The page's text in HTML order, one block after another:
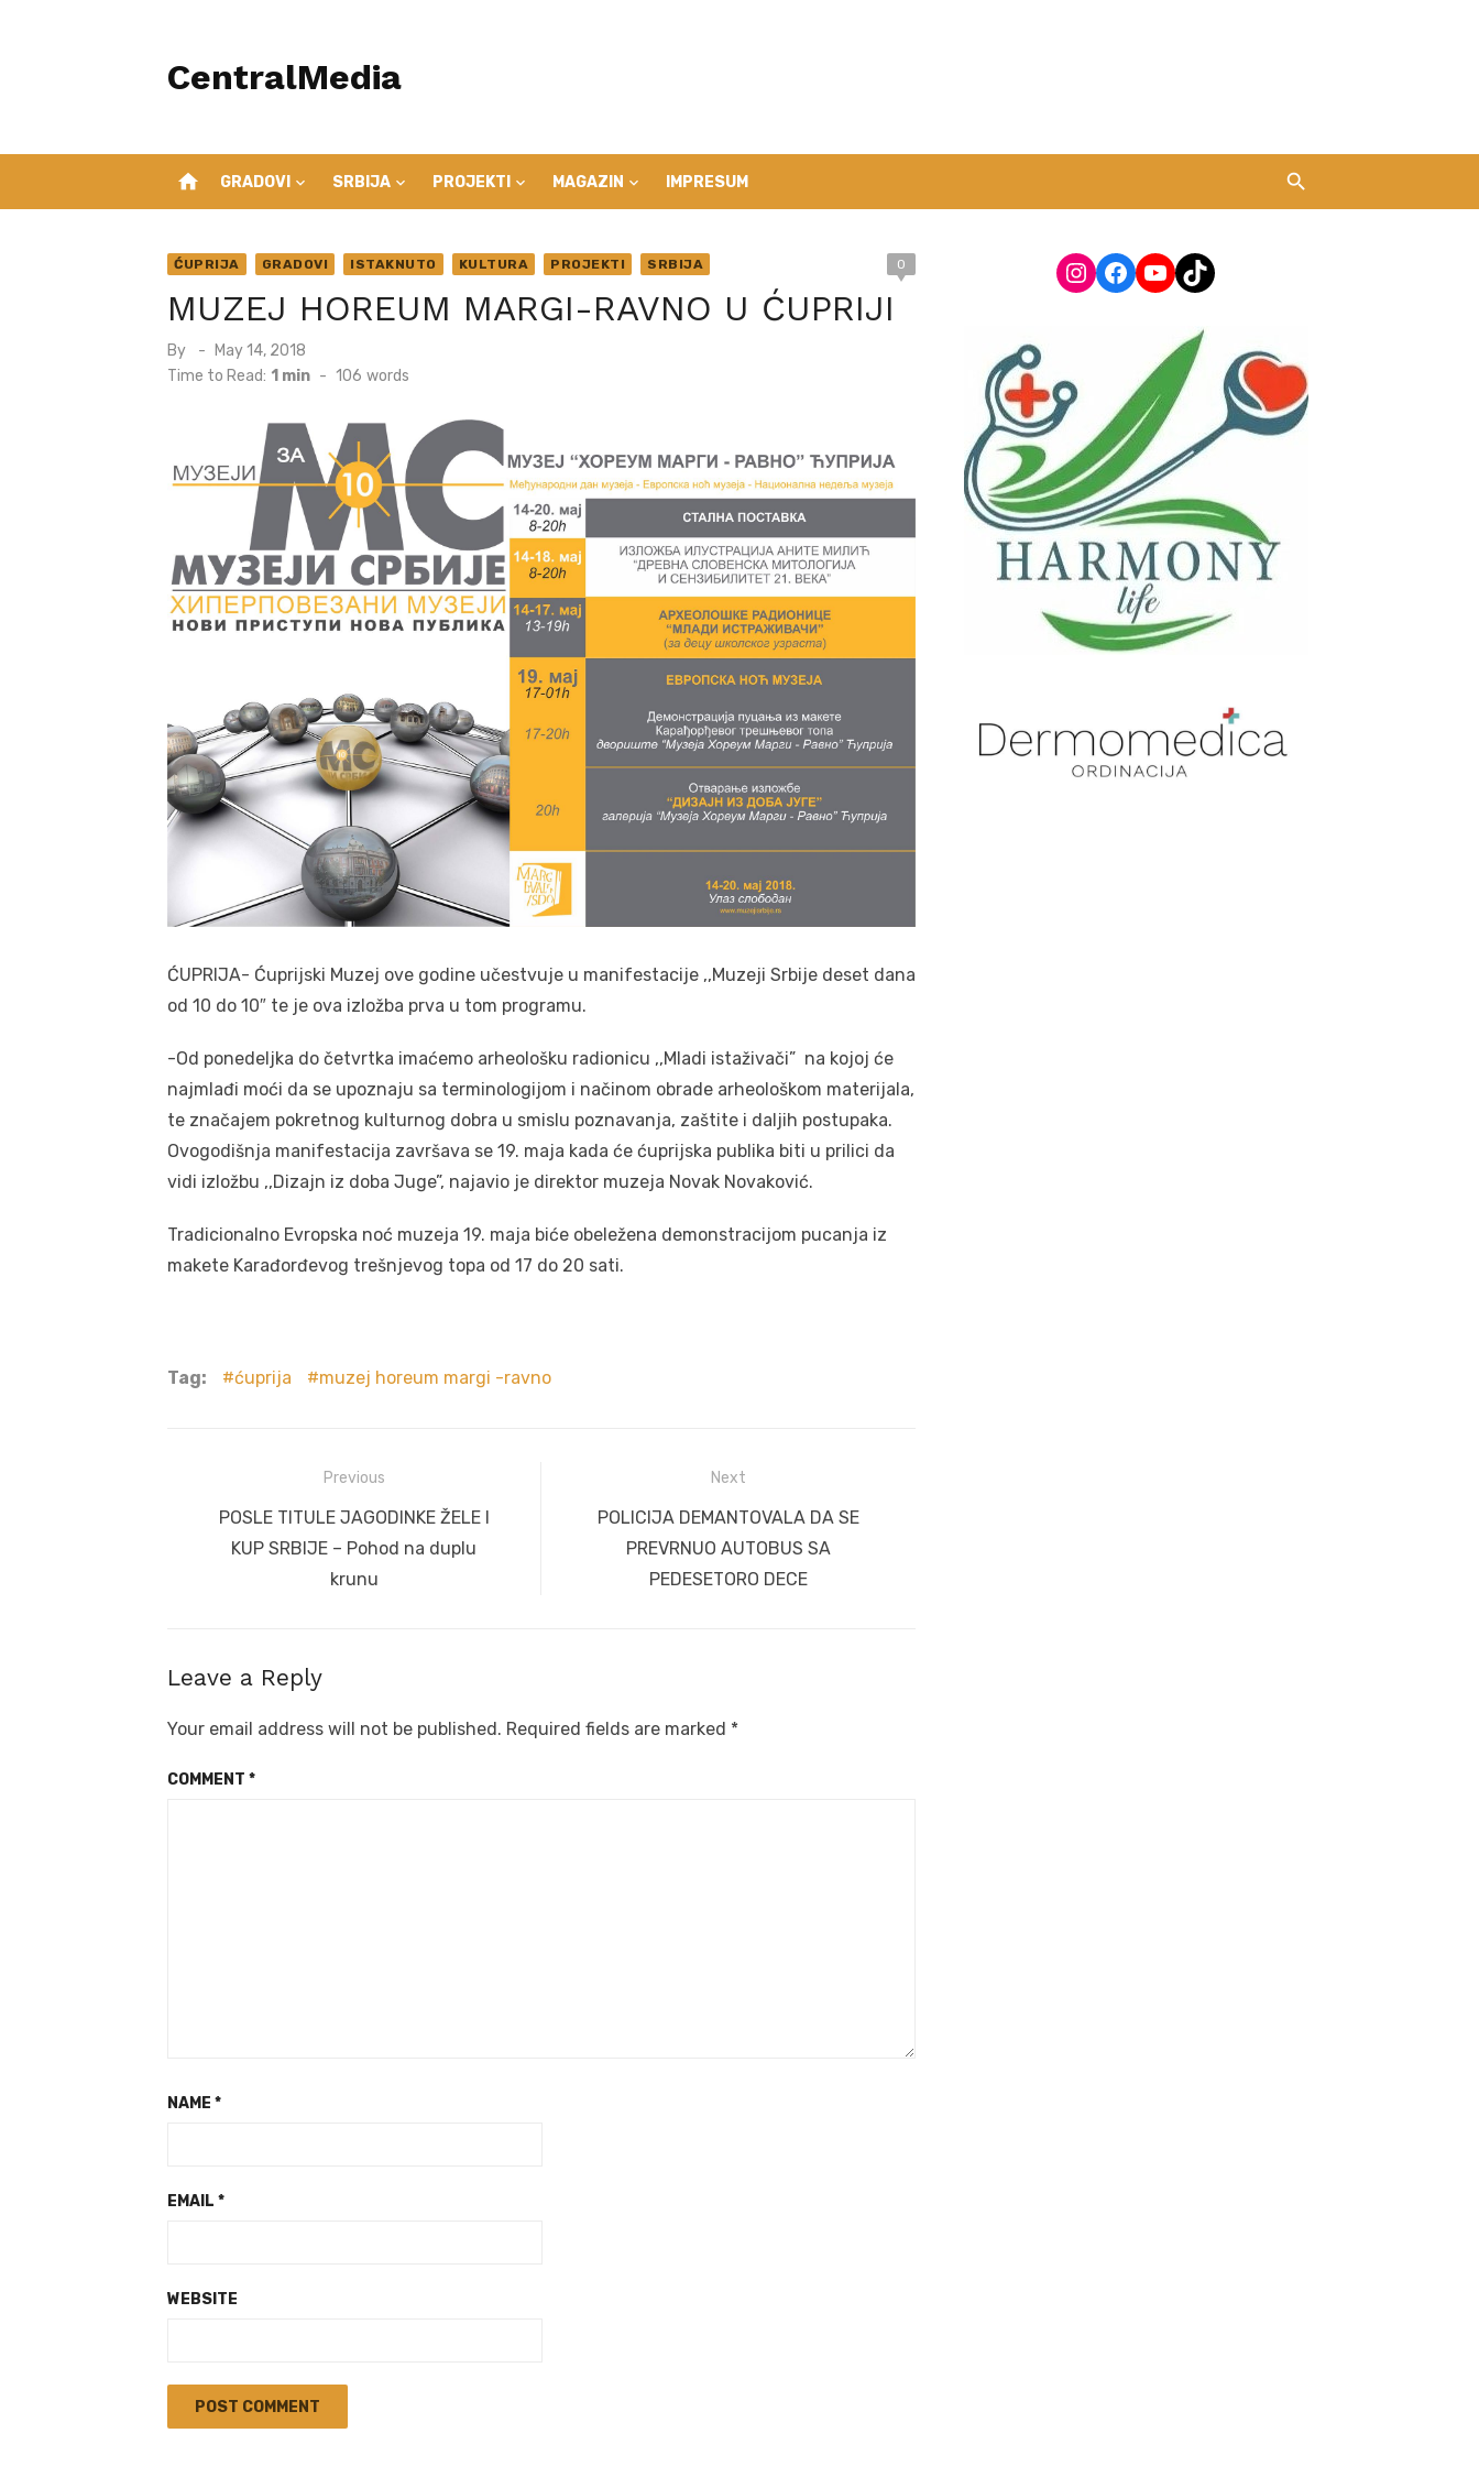
CentralMedia
home GRADOVI SRBIJA PROJEKTI MAGAZIN IMPRESUM
ĆUPRIJA GRADOVI ISTAKNUTO KULTURA PROJEKTI SRBIJA 0
MUZEJ HOREUM MARGI-RAVNO U ĆUPRIJI
By
Posted
on
May 14, 2018
Time to Read: 1 min - 106 words
ĆUPRIJA- Ćuprijski Muzej ove godine učestvuje u manifestacije ,,Muzeji Srbije deset dana
od 10 do 10″ te je ova izložba prva u tom programu.
-Od ponedeljka do četvrtka imaćemo arheološku radionicu ,,Mladi istaživači” na kojoj će
najmlađi moći da se upoznaju sa terminologijom i načinom obrade arheološkom materijala,
te značajem pokretnog kulturnog dobra u smislu poznavanja, zaštite i daljih postupaka.
Ovogodišnja manifestacija završava se 19. maja kada će ćuprijska publika biti u prilici da
vidi izložbu ,,Dizajn iz doba Juge”, najavio je direktor muzeja Novak Novaković.
Tradicionalno Evropska noć muzeja 19. maja biće obeležena demonstracijom pucanja iz
makete Karađorđevog trešnjevog topa od 17 do 20 sati.
Tag: ćuprija muzej horeum margi -ravno
navigation
Previous
Previous
post:
POSLE TITULE JAGODINKE ŽELE I
KUP SRBIJE – Pohod na duplu
krunu
Next
Next
POLICIJA DEMANTOVALA DA SE
PREVRNUO AUTOBUS SA
PEDESETORO DECE
Leave a Reply
Your email address will not be published. Required fields are marked *
COMMENT *
NAME *
EMAIL *
WEBSITE
Instagram
Facebook
YouTube
TikTok